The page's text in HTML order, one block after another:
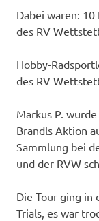
Dabei waren: 10
des RV
Hobby-
des RV
Markus P.
Brandls Aktion
Sammlung bei
und der RVW
Die Tour ging in
Trials, es war